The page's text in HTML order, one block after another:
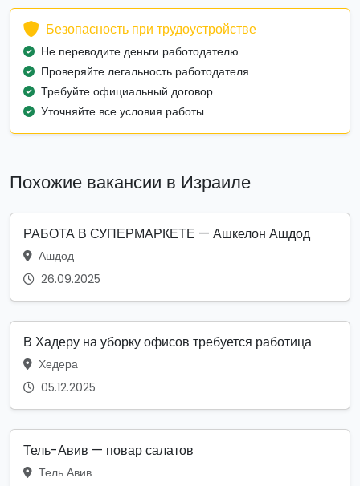
Безопасность при трудоустройстве
Не переводите деньги работодателю
Проверяйте легальность работодателя
Требуйте официальный договор
Уточняйте все условия работы
Похожие вакансии в Израиле
РАБОТА В СУПЕРМАРКЕТЕ — Ашкелон Ашдод
Ашдод
26.09.2025
В Хадеру на уборку офисов требуется работица
Хедера
05.12.2025
Тель-Авив — повар салатов
Тель Авив